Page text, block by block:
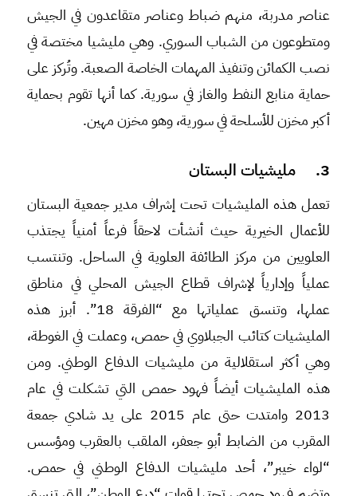
عناصر مدربة، منهم ضباط وعناصر متقاعدون في الجيش
ومتطوعون من الشباب السوري. وهي مليشيا مختصة في
نصب الكمائن وتنفيذ المهمات الخاصة الصعبة. وتُركز على
حماية منابع النفط والغاز في سورية. كما أنها تقوم بحماية
أكبر مخزن للأسلحة في سورية، وهو مخزن مهين.
3. مليشيات البستان
تعمل هذه المليشيات تحت إشراف مدير جمعية البستان
للأعمال الخيرية حيث أنشأت لاحقاً فرعاً أمنياً يجتذب
العلويين من مركز الطائفة العلوية في الساحل. وتنتسب
عملياً وإدارياً لإشراف قطاع الجيش المحلي في مناطق
عملها، وتنسق عملياتها مع “الفرقة 18”. أبرز هذه
المليشيات كتائب الجبلاوي في حمص، وعملت في الغوطة،
وهي أكثر استقلالية من مليشيات الدفاع الوطني. ومن
هذه المليشيات أيضاً فهود حمص التي تشكلت في عام
2013 وامتدت حتى عام 2015 على يد شادي جمعة
المقرب من الضابط أبو جعفر، الملقب بالعقرب ومؤسس
“لواء خيبر”، أحد مليشيات الدفاع الوطني في حمص.